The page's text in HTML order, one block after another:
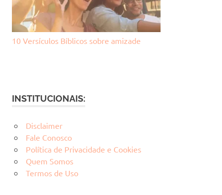
10 Versículos Bíblicos sobre amizade
INSTITUCIONAIS:
Disclaimer
Fale Conosco
Política de Privacidade e Cookies
Quem Somos
Termos de Uso